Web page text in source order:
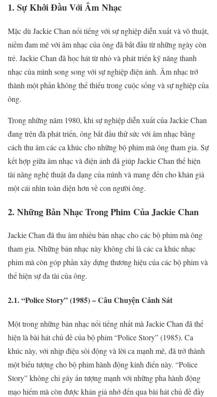
1. Sự Khởi Đầu Với Âm Nhạc
Mặc dù Jackie Chan nổi tiếng với sự nghiệp diễn xuất và võ thuật,
niềm đam mê với âm nhạc của ông đã bắt đầu từ những ngày còn
trẻ. Jackie Chan đã học hát từ nhỏ và phát triển kỹ năng thanh
nhạc của mình song song với sự nghiệp điện ảnh. Âm nhạc trở
thành một phần không thể thiếu trong cuộc sống và sự nghiệp của
ông.
Trong những năm 1980, khi sự nghiệp diễn xuất của Jackie Chan
đang trên đà phát triển, ông bắt đầu thử sức với âm nhạc bằng
cách thu âm các ca khúc cho những bộ phim mà ông tham gia. Sự
kết hợp giữa âm nhạc và điện ảnh đã giúp Jackie Chan thể hiện
tài năng nghệ thuật đa dạng của mình và mang đến cho khán giả
một cái nhìn toàn diện hơn về con người ông.
2. Những Bản Nhạc Trong Phim Của Jackie Chan
Jackie Chan đã thu âm nhiều bản nhạc cho các bộ phim mà ông
tham gia. Những bản nhạc này không chỉ là các ca khúc nhạc
phim mà còn góp phần xây dựng thương hiệu của các bộ phim và
thể hiện sự đa tài của ông.
2.1. “Police Story” (1985) – Câu Chuyện Cảnh Sát
Một trong những bản nhạc nổi tiếng nhất mà Jackie Chan đã thể
hiện là bài hát chủ đề của bộ phim “Police Story” (1985). Ca
khúc này, với nhịp điệu sôi động và lời ca mạnh mẽ, đã trở thành
một biểu tượng cho bộ phim hành động kinh điển này. “Police
Story” không chỉ gây ấn tượng mạnh với những pha hành động
mạo hiểm mà còn được khán giả nhớ đến qua bài hát chủ đề đầy